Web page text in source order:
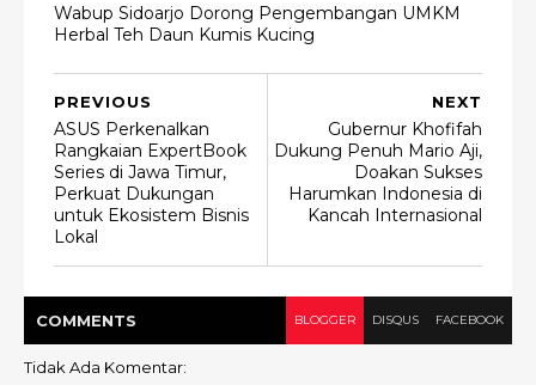
Wabup Sidoarjo Dorong Pengembangan UMKM
Herbal Teh Daun Kumis Kucing
NEXT
Gubernur Khofifah
Dukung Penuh Mario Aji,
Doakan Sukses
Harumkan Indonesia di
Kancah Internasional
PREVIOUS
ASUS Perkenalkan
Rangkaian ExpertBook
Series di Jawa Timur,
Perkuat Dukungan
untuk Ekosistem Bisnis
Lokal
COMMENTS BLOGGER DISQUS FACEBOOK
Tidak Ada Komentar: